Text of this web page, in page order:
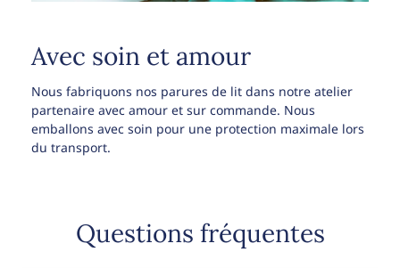
Avec soin et amour
Nous fabriquons nos parures de lit dans notre atelier
partenaire avec amour et sur commande. Nous
emballons avec soin pour une protection maximale lors
du transport.
Questions fréquentes